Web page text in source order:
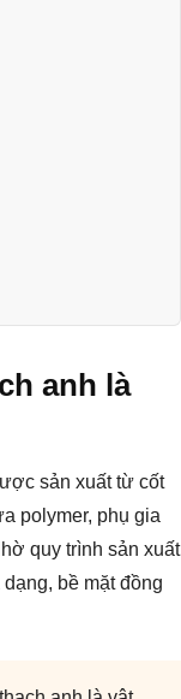
anh là
sản xuất từ cốt
polymer, phụ gia
quy trình sản xuất
bề mặt đồng